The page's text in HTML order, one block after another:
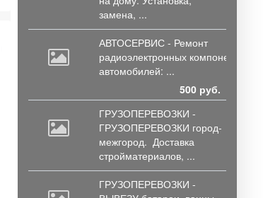
замена, ...
АВТОСЕРВИС - Ремонт
радиоэлектронных компонентов
автомобилей: ...
500 руб.
ГРУЗОПЕРЕВОЗКИ -
ГРУЗОПЕРЕВОЗКИ город-
межгород. Доставка
стройматериалов, ...
ГРУЗОПЕРЕВОЗКИ -